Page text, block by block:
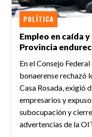
Empleo en caída
Provincia
POLÍTICA
En el Consejo
bonaerense rechazó
Casa Rosada, exigió
empresarios y
subocupación y
advertencias de la